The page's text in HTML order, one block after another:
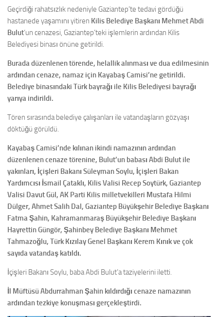
Geçirdiği rahatsızlık nedeniyle Gaziantep’te tedavi gördüğü
hastanede yaşamını yitiren Kilis Belediye Başkanı Mehmet Abdi
Bulut‘un cenazesi, Gaziantep’teki işlemlerin ardından Kilis
Belediyesi binası önüne getirildi.
Burada düzenlenen törende, helallik alınması ve dua edilmesinin
ardından cenaze, namaz için Kayabaş Camisi’ne getirildi.
Belediye binasındaki Türk bayrağı ile Kilis Belediyesi bayrağı
yarıya indirildi.
Tören sırasında belediye çalışanları ile vatandaşların gözyaşı
döktüğü görüldü.
Kayabaş Camisi’nde kılınan ikindi namazının ardından
düzenlenen cenaze törenine, Bulut’un babası Abdi Bulut ile
yakınları, İçişleri Bakanı Süleyman Soylu, İçişleri Bakan
Yardımcısı İsmail Çataklı, Kilis Valisi Recep Soytürk, Gaziantep
Valisi Davut Gül, AK Parti Kilis milletvekilleri Mustafa Hilmi
Dülger, Ahmet Salih Dal, Gaziantep Büyükşehir Belediye Başkanı
Fatma Şahin, Kahramanmaraş Büyükşehir Belediye Başkanı
Hayrettin Güngör, Şahinbey Belediye Başkanı Mehmet
Tahmazoğlu, Türk Kızılay Genel Başkanı Kerem Kınık ve çok
sayıda vatandaş katıldı.
İçişleri Bakanı Soylu, baba Abdi Bulut’a taziyelerini iletti.
İl Müftüsü Abdurrahman Şahin kıldırdığı cenaze namazının
ardından tezkiye konuşması gerçekleştirdi.